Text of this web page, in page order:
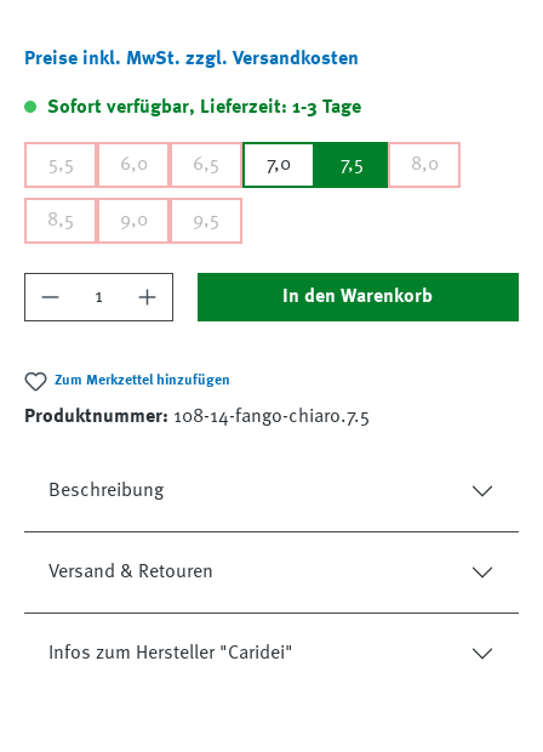
Preise inkl. MwSt. zzgl. Versandkosten
Sofort verfügbar, Lieferzeit: 1-3 Tage
5,5 6,0 6,5 7,0 7,5 8,0
8,5 9,0 9,5
Produkt Anzahl: Gib den gewünschten Wert
In den Warenkorb
Zum Merkzettel hinzufügen
Produktnummer: 108-14-fango-chiaro.7.5
Beschreibung
Versand & Retouren
Infos zum Hersteller "Caridei"